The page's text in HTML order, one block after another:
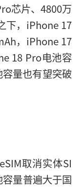
芯片、4800万
下，iPhone 17
，iPhone 17
18 Pro电池容
量也有望突破
取消实体SI
量普遍大于国